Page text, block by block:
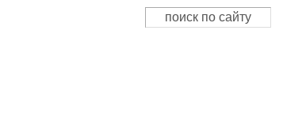
Форма поиска
Поиск